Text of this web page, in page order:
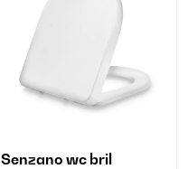
Senzano wc bril